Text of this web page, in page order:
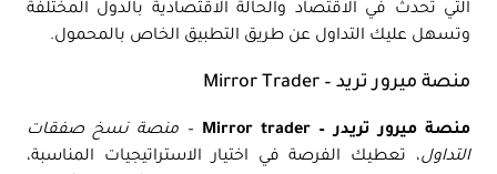
التي تحدث في الاقتصاد والحالة الاقتصادية بالدول المختلفة
وتسهل عليك التداول عن طريق التطبيق الخاص بالمحمول.
منصة ميرور تريد – Mirror Trader
منصة ميرور تريدر – Mirror trader – منصة نسخ صفقات
التداول، تعطيك الفرصة في اختيار الاستراتيجيات المناسبة،